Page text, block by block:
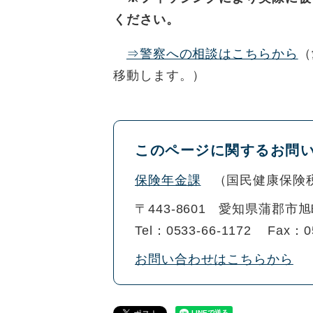
ください。
⇒警察への相談はこちらから
移動します。）
このページに関するお問
保険年金課 国民健康保険
〒443-8601
愛知県蒲郡市
Tel：0533-66-1172
Fax：
お問い合わせはこちらから